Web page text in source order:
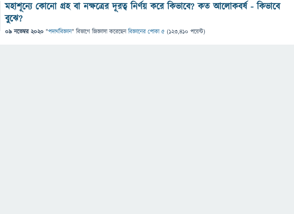
মহাশূন্যে কোনো গ্রহ বা নক্ষত্রের দূরত্ব নির্ণয় করে কিভাবে? কত আলোকবর্ষ - কিভাবে
বুঝে?
09 নভেম্বর 2020 "পদার্থবিজ্ঞান" বিভাগে জিজ্ঞাসাকরেছেনবিজ্ঞানের পোকা ৫ (123,410 পয়েন্ট)